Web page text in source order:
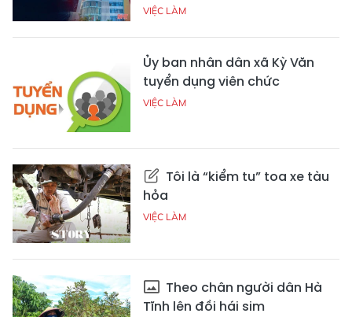
VIỆC LÀM
Ủy ban nhân dân xã Kỳ Văn
tuyển dụng viên chức
VIỆC LÀM
Tôi là “kiểm tu” toa xe tàu
hỏa
VIỆC LÀM
Theo chân người dân Hà
Tĩnh lên đồi hái sim